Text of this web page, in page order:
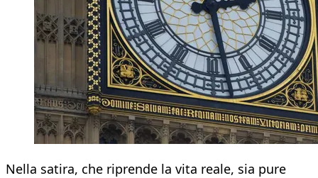
Nella satira, che riprende la vita reale, sia pure